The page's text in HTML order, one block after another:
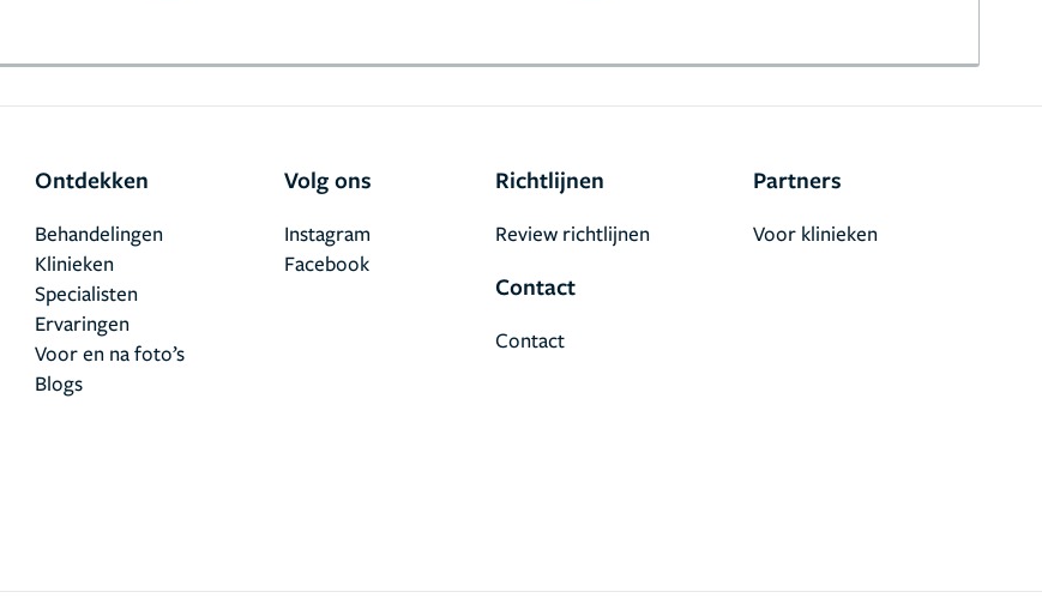
Ontdekken
Behandelingen
Klinieken
Specialisten
Ervaringen
Voor en na foto’s
Blogs
Volg ons
Facebook
Instagram
Richtlijnen
Review richtlijnen
Contact
Contact
Partners
Voor klinieken